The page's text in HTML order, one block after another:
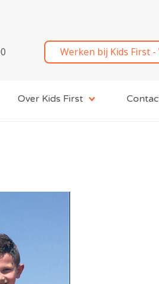
Werken bij Kids First -
Over Kids First